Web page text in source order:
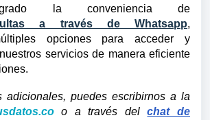
la conveniencia de
a través de Whatsapp,
opciones para acceder y
servicios de manera eficiente
adicionales, puedes escribirnos a la
o a través del
chat de